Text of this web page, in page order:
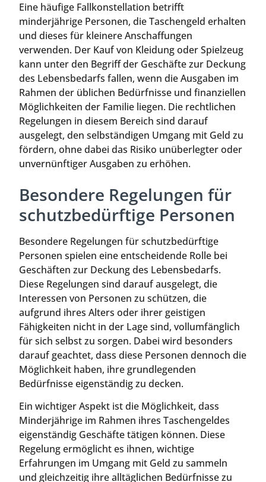
Eine häufige Fallkonstellation betrifft
minderjährige Personen, die Taschengeld erhalten
und dieses für kleinere Anschaffungen
verwenden. Der Kauf von Kleidung oder Spielzeug
kann unter den Begriff der Geschäfte zur Deckung
des Lebensbedarfs fallen, wenn die Ausgaben im
Rahmen der üblichen Bedürfnisse und finanziellen
Möglichkeiten der Familie liegen. Die rechtlichen
Regelungen in diesem Bereich sind darauf
ausgelegt, den selbständigen Umgang mit Geld zu
fördern, ohne dabei das Risiko unüberlegter oder
unvernünftiger Ausgaben zu erhöhen.
Besondere Regelungen für
schutzbedürftige Personen
Besondere Regelungen für schutzbedürftige
Personen spielen eine entscheidende Rolle bei
Geschäften zur Deckung des Lebensbedarfs.
Diese Regelungen sind darauf ausgelegt, die
Interessen von Personen zu schützen, die
aufgrund ihres Alters oder ihrer geistigen
Fähigkeiten nicht in der Lage sind, vollumfänglich
für sich selbst zu sorgen. Dabei wird besonders
darauf geachtet, dass diese Personen dennoch die
Möglichkeit haben, ihre grundlegenden
Bedürfnisse eigenständig zu decken.
Ein wichtiger Aspekt ist die Möglichkeit, dass
Minderjährige im Rahmen ihres Taschengeldes
eigenständig Geschäfte tätigen können. Diese
Regelung ermöglicht es ihnen, wichtige
Erfahrungen im Umgang mit Geld zu sammeln
und gleichzeitig ihre alltäglichen Bedürfnisse zu